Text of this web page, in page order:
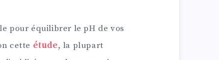
pour équilibrer le pH de vos
cette étude, la plupart